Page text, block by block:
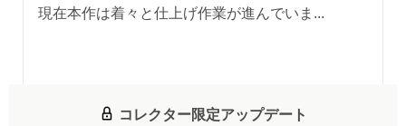
現在本作は着々と仕上げ作業が進んでいま...
コレクター限定アップデート